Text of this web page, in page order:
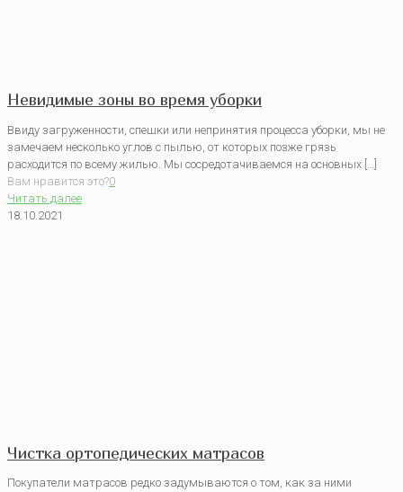
Невидимые зоны во время уборки
Ввиду загруженности, спешки или непринятия процесса уборки, мы не
замечаем несколько углов с пылью, от которых позже грязь
расходится по всему жилью. Мы сосредотачиваемся на основных […]
Вам нравится это?0
Читать далее
18.10.2021
Чистка ортопедических матрасов
Покупатели матрасов редко задумываются о том, как за ними